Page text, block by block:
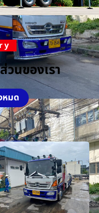
นของเรา
หมด